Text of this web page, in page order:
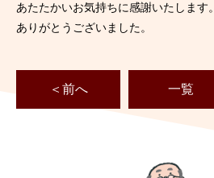
あたたかいお気持ちに感謝いたします。
ありがとうございました。
＜前へ 一覧